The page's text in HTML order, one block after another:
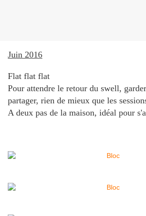
Juin 2016
Flat flat flat
Pour attendre le retour du swell,
partager, rien de mieux que les
A deux pas de la maison, idéal pour